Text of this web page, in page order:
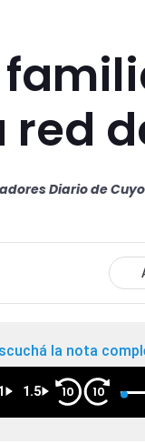
Diario de Cuyo
la nota
1.5 10 10